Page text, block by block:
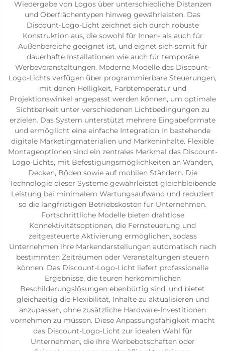
Wiedergabe von Logos über unterschiedliche Distanzen
und Oberflächentypen hinweg gewährleisten. Das
Discount-Logo-Licht zeichnet sich durch robuste
Konstruktion aus, die sowohl für Innen- als auch für
Außenbereiche geeignet ist, und eignet sich somit für
dauerhafte Installationen wie auch für temporäre
Werbeveranstaltungen. Moderne Modelle des Discount-
Logo-Lichts verfügen über programmierbare Steuerungen,
mit denen Helligkeit, Farbtemperatur und
Projektionswinkel angepasst werden können, um optimale
Sichtbarkeit unter verschiedenen Lichtbedingungen zu
erzielen. Das System unterstützt mehrere Eingabeformate
und ermöglicht eine einfache Integration in bestehende
digitale Marketingmaterialien und Markeninhalte. Flexible
Montageoptionen sind ein zentrales Merkmal des Discount-
Logo-Lichts, mit Befestigungsmöglichkeiten an Wänden,
Decken, Böden sowie auf mobilen Ständern. Die
Technologie dieser Systeme gewährleistet gleichbleibende
Leistung bei minimalem Wartungsaufwand und reduziert
so die langfristigen Betriebskosten für Unternehmen.
Fortschrittliche Modelle bieten drahtlose
Konnektivitätsoptionen, die Fernsteuerung und
zeitgesteuerte Aktivierung ermöglichen, sodass
Unternehmen ihre Markendarstellungen automatisch nach
bestimmten Zeiträumen oder Veranstaltungen steuern
können. Das Discount-Logo-Licht liefert professionelle
Ergebnisse, die teuren herkömmlichen
Beschilderungslösungen ebenbürtig sind, und bietet
gleichzeitig die Flexibilität, Inhalte zu aktualisieren und
anzupassen, ohne zusätzliche Hardware-Investitionen
vornehmen zu müssen. Diese Anpassungsfähigkeit macht
das Discount-Logo-Licht zur idealen Wahl für
Unternehmen, die ihre Werbebotschaften oder